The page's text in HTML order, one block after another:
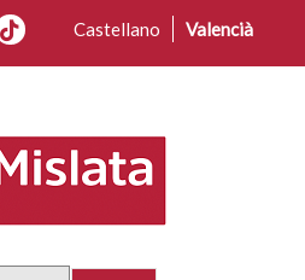
Castellano Valencià